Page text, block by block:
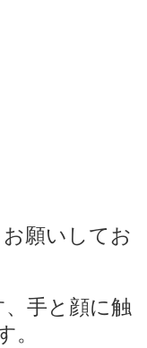
願いしてお
手と顔に触
。